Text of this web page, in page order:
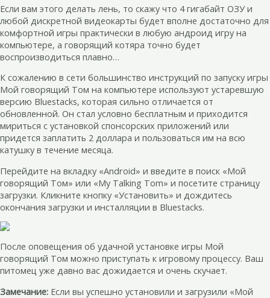
Если вам этого делать лень, то скажу что 4 гигабайт ОЗУ и
любой дискретной видеокарты будет вполне достаточно для
комфортной игры практически в любую андроид игру на
компьютере, а говорящий котяра точно будет
воспроизводиться плавно…
К сожалению в сети большинство инструкций по запуску игры
Мой говорящий Том на компьютере используют устаревшую
версию Bluestacks, которая сильно отличается от
обновленной. Он стал условно бесплатным и приходится
мириться с установкой спонсорских приложений или
придется заплатить 2 доллара и пользоваться им на всю
катушку в течение месяца.
Перейдите на вкладку «Android» и введите в поиск «Мой
говорящий Том» или «My Talking Tom» и посетите страницу
загрузки. Кликните кнопку «Установить» и дождитесь
окончания загрузки и инсталляции в Bluestacks.
После оповещения об удачной установке игры Мой
говорящий Том можно приступать к игровому процессу. Ваш
питомец уже давно вас дожидается и очень скучает.
Замечание: Если вы успешно установили и загрузили «Мой